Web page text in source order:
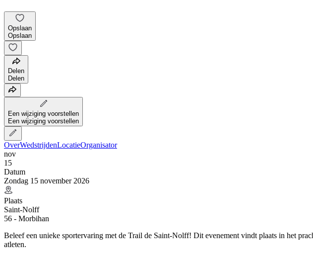
Opslaan
Opslaan
Delen
Delen
Een wijziging voorstellen
Een wijziging voorstellen
OverWedstrijdenLocatieOrganisator
nov
15
Datum
Zondag 15 november 2026
Plaats
Saint-Nolff
56 - Morbihan
Beleef een unieke sportervaring met de Trail de Saint-Nolff! Dit evenement vindt plaats in het
atleten.